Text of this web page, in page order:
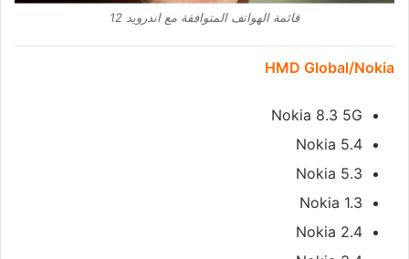
قائمة الهواتف المتوافقة مع اندرويد 12
HMD Global/Nokia
Nokia 8.3 5G
Nokia 5.4
Nokia 5.3
Nokia 1.3
Nokia 2.4